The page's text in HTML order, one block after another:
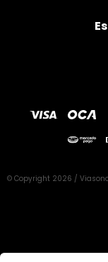
© Copyright 2026 /